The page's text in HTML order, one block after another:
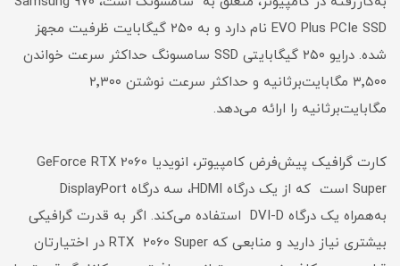
EVO Plus PCIe SSD نام دارد و به ۲۵۰ گیگابایت ظرفیت مجهز
شده. درایو ۲۵۰ گیگابایتی SSD سامسونگ حداکثر سرعت خواندن
۳٬۵۰۰ مگابایت‌بر‌ثانیه و حداکثر سرعت نوشتن ۲٬۳۰۰
مگابایت‌بر‌ثانیه را ارائه می‌دهد.
کارت گرافیک پیش‌فرض کامپیوتر، انویدیا GeForce RTX 2060
Super است که از یک درگاه HDMI، سه درگاه DisplayPort
به‌همراه یک درگاه DVI-D استفاده می‌کند. اگر به قدرت گرافیکی
بیشتری نیاز دارید و منابعی که RTX 2060 Super در اختیارتان